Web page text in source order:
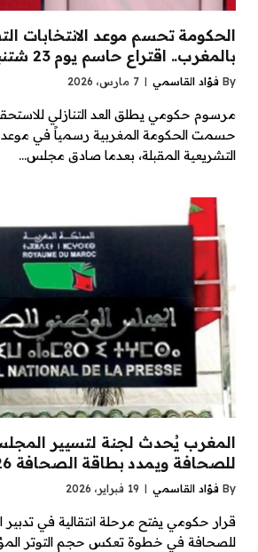
الحكومة تحسم موعد الانتخابات
بالمغرب.. اقتراع حاسم يوم 23 شتنبر 2026
By فؤاد القاسمي 7 مارس، 2026
مرسوم حكومي يطلق العد التنازلي
حسمت الحكومة المغربية رسمياً في موعد
التشريعية المقبلة، بعدما صادق مجلس…
المغرب يُحدث لجنة لتسيير
للصحافة ويمدد بطاقة الصحافة 2026
By فؤاد القاسمي 19 فبراير، 2026
قرار حكومي يفتح مرحلة انتقالية في
للصحافة في خطوة تعكس حجم التوتر